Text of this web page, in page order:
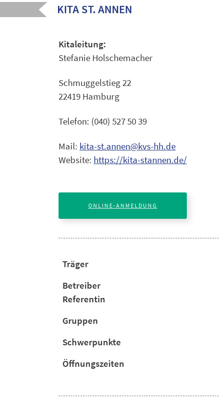
KITA ST. ANNEN
Kitaleitung:
Stefanie Holschemacher
Schmuggelstieg 22
22419 Hamburg
Telefon: (040) 527 50 39
Mail: kita-st.annen@kvs-hh.de
Website: https://kita-stannen.de/
ONLINE-ANMELDUNG
Träger
Betreiber
Referentin
Gruppen
Schwerpunkte
Öffnungszeiten